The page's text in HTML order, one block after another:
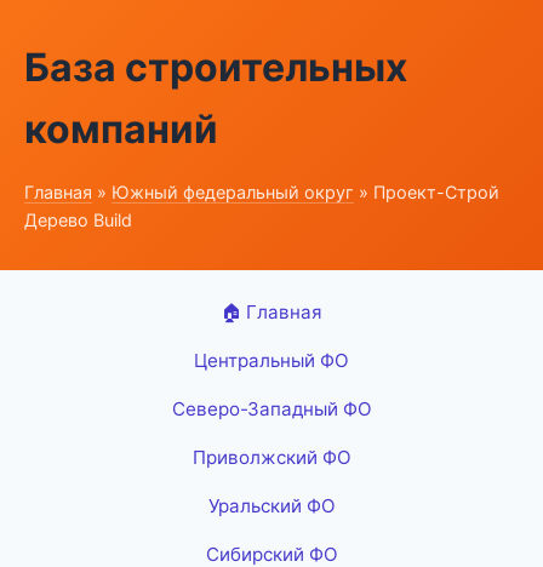
База строительных
компаний
Главная » Южный федеральный округ » Проект-Строй
Дерево Build
🏠 Главная
Центральный ФО
Северо-Западный ФО
Приволжский ФО
Уральский ФО
Сибирский ФО